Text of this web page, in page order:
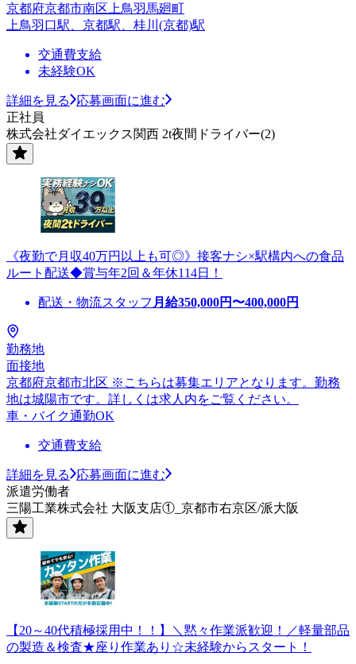
京都府京都市南区上鳥羽馬廻町
上鳥羽口駅、京都駅、桂川(京都)駅
交通費支給
未経験OK
詳細を見る
応募画面に進む
正社員
株式会社ダイエックス関西 2t夜間ドライバー(2)
《夜勤で月収40万円以上も可◎》接客ナシ×駅構内への食品
ルート配送◆賞与年2回＆年休114日！
配送・物流スタッフ 月給350,000円〜400,000円
勤務地
面接地
京都府京都市北区 ※こちらは募集エリアとなります。勤務
地は城陽市です。詳しくは求人内をご覧ください。
車・バイク通勤OK
交通費支給
詳細を見る
応募画面に進む
派遣労働者
三陽工業株式会社 大阪支店①_京都市右京区/派大阪
【20～40代積極採用中！！】＼黙々作業派歓迎！／軽量部品
の製造＆検査★座り作業あり☆未経験からスタート！